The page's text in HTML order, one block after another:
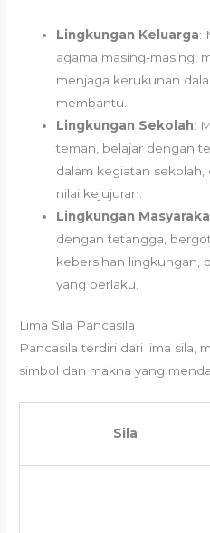
Lingkungan Keluarga:
agama masing-masing,
menjaga kerukunan
membantu.
Lingkungan Sekolah:
teman, belajar dengan
dalam kegiatan
nilai kejujuran.
Lingkungan
dengan tetangga,
kebersihan lingkungan,
yang berlaku.
Lima Sila Pancasila
Pancasila terdiri dari lima sila,
simbol dan makna yang
Sila